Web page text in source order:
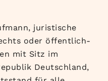
juristische
oder öffentlich-
mit Sitz im
Deutschland,